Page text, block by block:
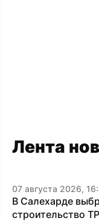
Лента
07 августа 2026,
В Салехарде
строительство